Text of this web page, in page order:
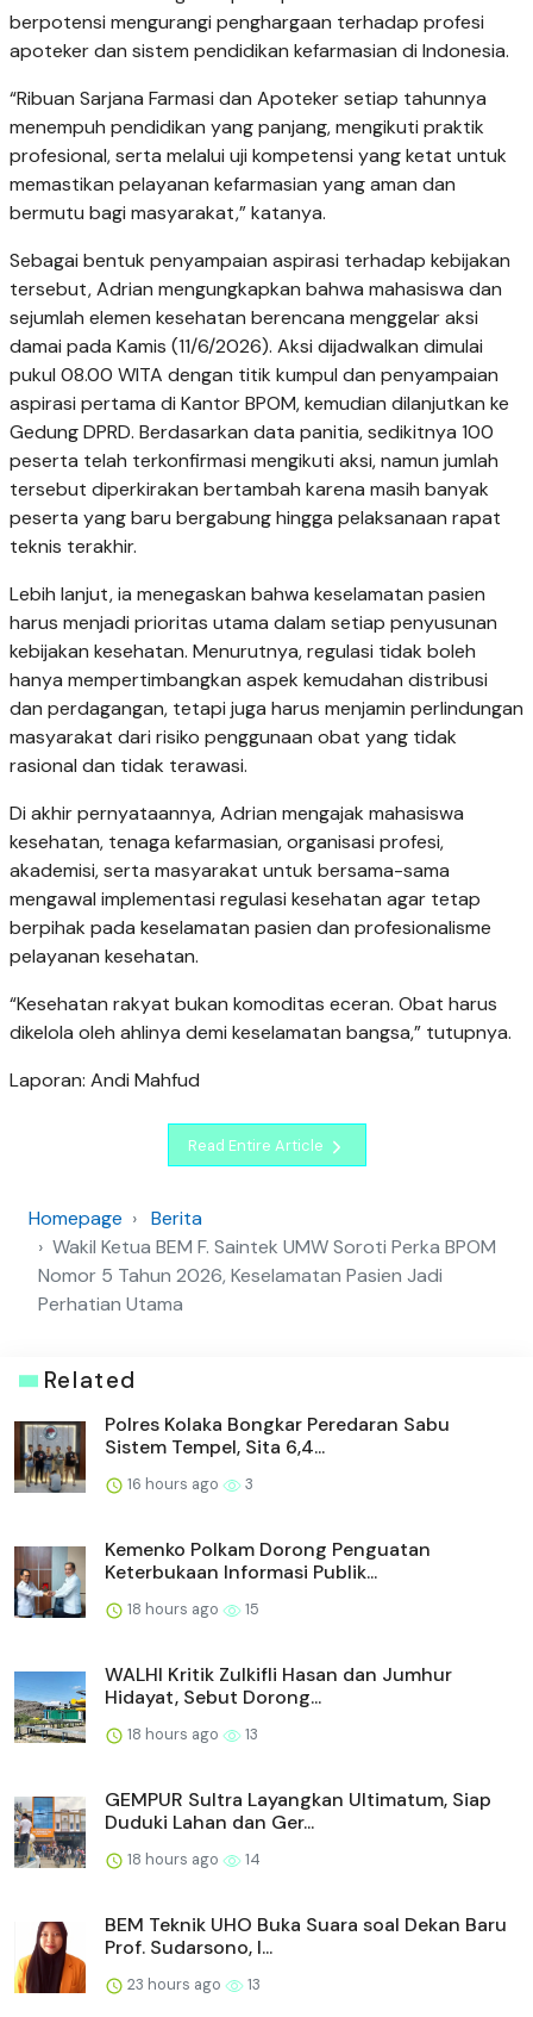
berpotensi mengurangi penghargaan terhadap profesi
apoteker dan sistem pendidikan kefarmasian di Indonesia.
“Ribuan Sarjana Farmasi dan Apoteker setiap tahunnya
menempuh pendidikan yang panjang, mengikuti praktik
profesional, serta melalui uji kompetensi yang ketat untuk
memastikan pelayanan kefarmasian yang aman dan
bermutu bagi masyarakat,” katanya.
Sebagai bentuk penyampaian aspirasi terhadap kebijakan
tersebut, Adrian mengungkapkan bahwa mahasiswa dan
sejumlah elemen kesehatan berencana menggelar aksi
damai pada Kamis (11/6/2026). Aksi dijadwalkan dimulai
pukul 08.00 WITA dengan titik kumpul dan penyampaian
aspirasi pertama di Kantor BPOM, kemudian dilanjutkan ke
Gedung DPRD. Berdasarkan data panitia, sedikitnya 100
peserta telah terkonfirmasi mengikuti aksi, namun jumlah
tersebut diperkirakan bertambah karena masih banyak
peserta yang baru bergabung hingga pelaksanaan rapat
teknis terakhir.
Lebih lanjut, ia menegaskan bahwa keselamatan pasien
harus menjadi prioritas utama dalam setiap penyusunan
kebijakan kesehatan. Menurutnya, regulasi tidak boleh
hanya mempertimbangkan aspek kemudahan distribusi
dan perdagangan, tetapi juga harus menjamin perlindungan
masyarakat dari risiko penggunaan obat yang tidak
rasional dan tidak terawasi.
Di akhir pernyataannya, Adrian mengajak mahasiswa
kesehatan, tenaga kefarmasian, organisasi profesi,
akademisi, serta masyarakat untuk bersama-sama
mengawal implementasi regulasi kesehatan agar tetap
berpihak pada keselamatan pasien dan profesionalisme
pelayanan kesehatan.
“Kesehatan rakyat bukan komoditas eceran. Obat harus
dikelola oleh ahlinya demi keselamatan bangsa,” tutupnya.
Laporan: Andi Mahfud
Read Entire Article
Homepage
Berita
Wakil Ketua BEM F. Saintek UMW Soroti Perka BPOM
Nomor 5 Tahun 2026, Keselamatan Pasien Jadi
Perhatian Utama
Related
Polres Kolaka Bongkar Peredaran Sabu
Sistem Tempel, Sita 6,4...
16 hours ago 3
Kemenko Polkam Dorong Penguatan
Keterbukaan Informasi Publik...
18 hours ago 15
WALHI Kritik Zulkifli Hasan dan Jumhur
Hidayat, Sebut Dorong...
18 hours ago 13
GEMPUR Sultra Layangkan Ultimatum, Siap
Duduki Lahan dan Ger...
18 hours ago 14
BEM Teknik UHO Buka Suara soal Dekan Baru
Prof. Sudarsono, I...
23 hours ago 13